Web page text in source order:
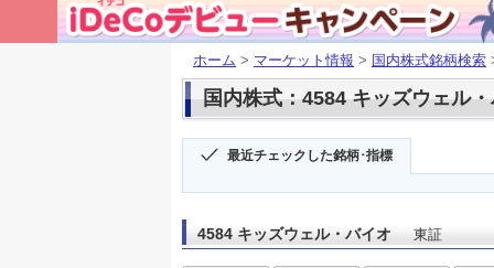
ホーム > マーケット情報 > 国内株式銘柄検索
国内株式：4584 キッズウェル
最近チェックした銘柄･指標
4584 キッズウェル・バイオ 東証